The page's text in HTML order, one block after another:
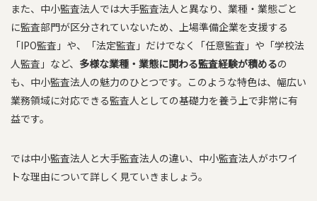
また、中小監査法人では大手監査法人と異なり、業種・業態ごと
に監査部門が区分されていないため、上場準備企業を支援する
「IPO監査」や、「法定監査」だけでなく「任意監査」や「学校法
人監査」など、 多様な業種・業態に関わる監査経験が積めるの
も、中小監査法人の魅力のひとつです。このような特色は、幅広い
業務領域に対応できる監査人としての基礎力を養う上で非常に有
益です。
では中小監査法人と大手監査法人の違い、中小監査法人がホワイ
トな理由について詳しく見ていきましょう。